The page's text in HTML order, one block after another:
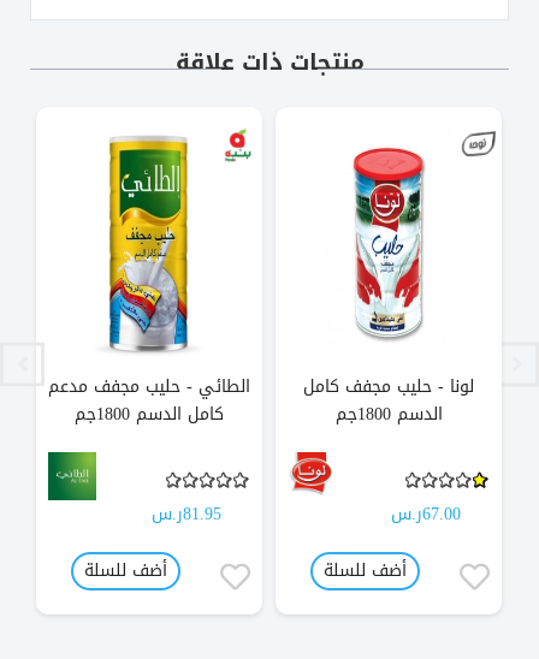
منتجات ذات علاقة
لونا - حليب مجفف كامل
الدسم 1800جم
67.00ر.س
أضف للسلة
الطائي - حليب مجفف مدعم
كامل الدسم 1800جم
81.95ر.س
أضف للسلة